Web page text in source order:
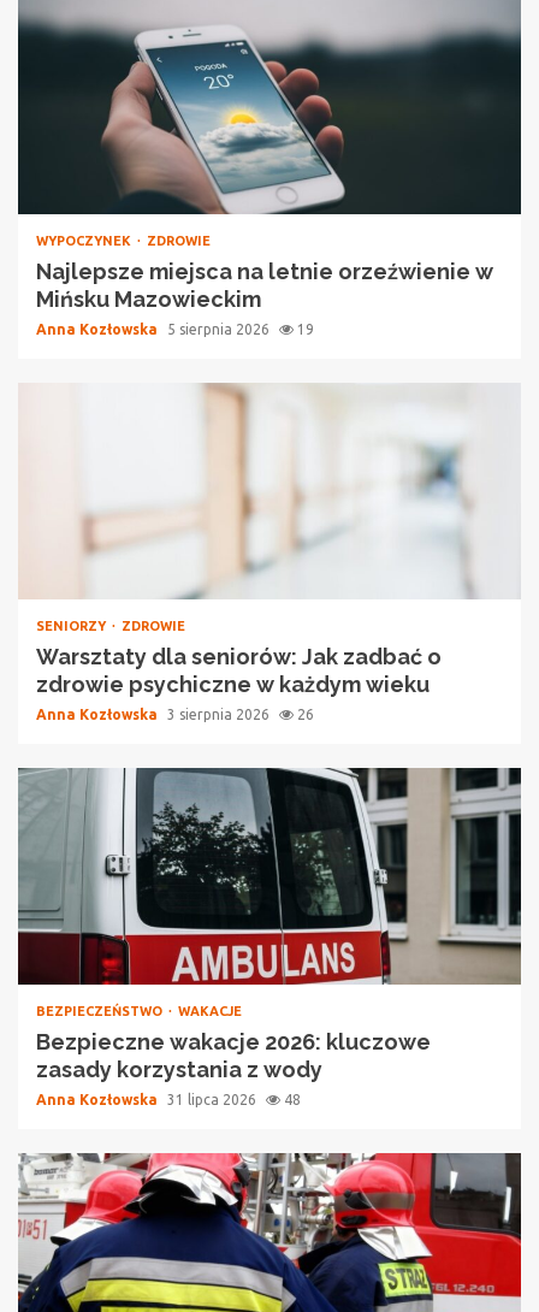
WYPOCZYNEK ZDROWIE
Najlepsze miejsca na letnie orzeźwienie w
Mińsku Mazowieckim
Anna Kozłowska 5 sierpnia 2026 19
SENIORZY ZDROWIE
Warsztaty dla seniorów: Jak zadbać o
zdrowie psychiczne w każdym wieku
Anna Kozłowska 3 sierpnia 2026 26
BEZPIECZEŃSTWO WAKACJE
Bezpieczne wakacje 2026: kluczowe
zasady korzystania z wody
Anna Kozłowska 31 lipca 2026 48